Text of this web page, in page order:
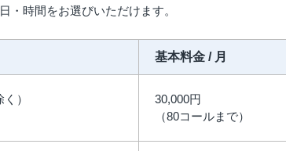
・時間をお選びいただけます。
基本料金 / 月
）
30,000円
（80コールまで）